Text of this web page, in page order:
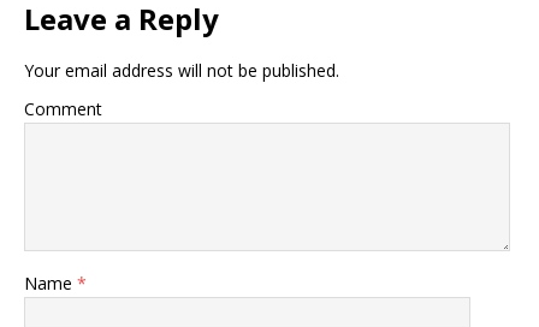
Leave a Reply
Your email address will not be published.
Comment
Name *